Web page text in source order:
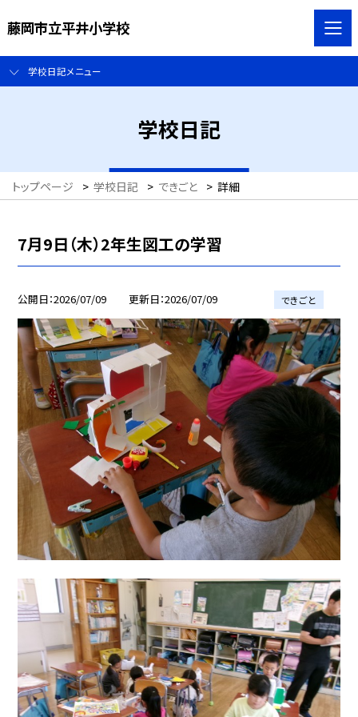
藤岡市立平井小学校
学校日記メニュー
学校日記
トップページ > 学校日記 > できごと > 詳細
7月9日（木）2年生図工の学習
公開日 2026/07/09 更新日 2026/07/09 できごと